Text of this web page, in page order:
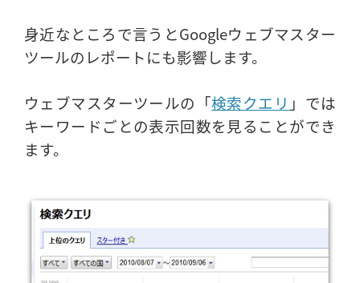
身近なところで言うとGoogleウェブマスター
ツールのレポートにも影響します。
ウェブマスターツールの「検索クエリ 」では
キーワードごとの表示回数を見ることができ
ます。